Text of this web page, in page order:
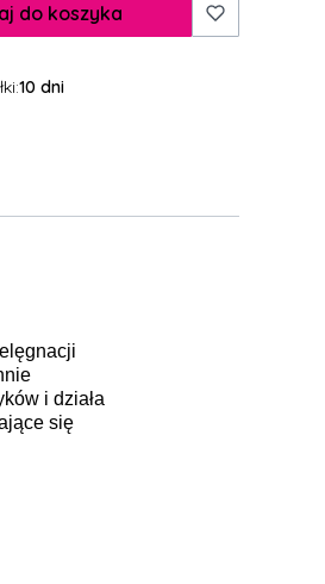
do koszyka
10 dni
i działa
się